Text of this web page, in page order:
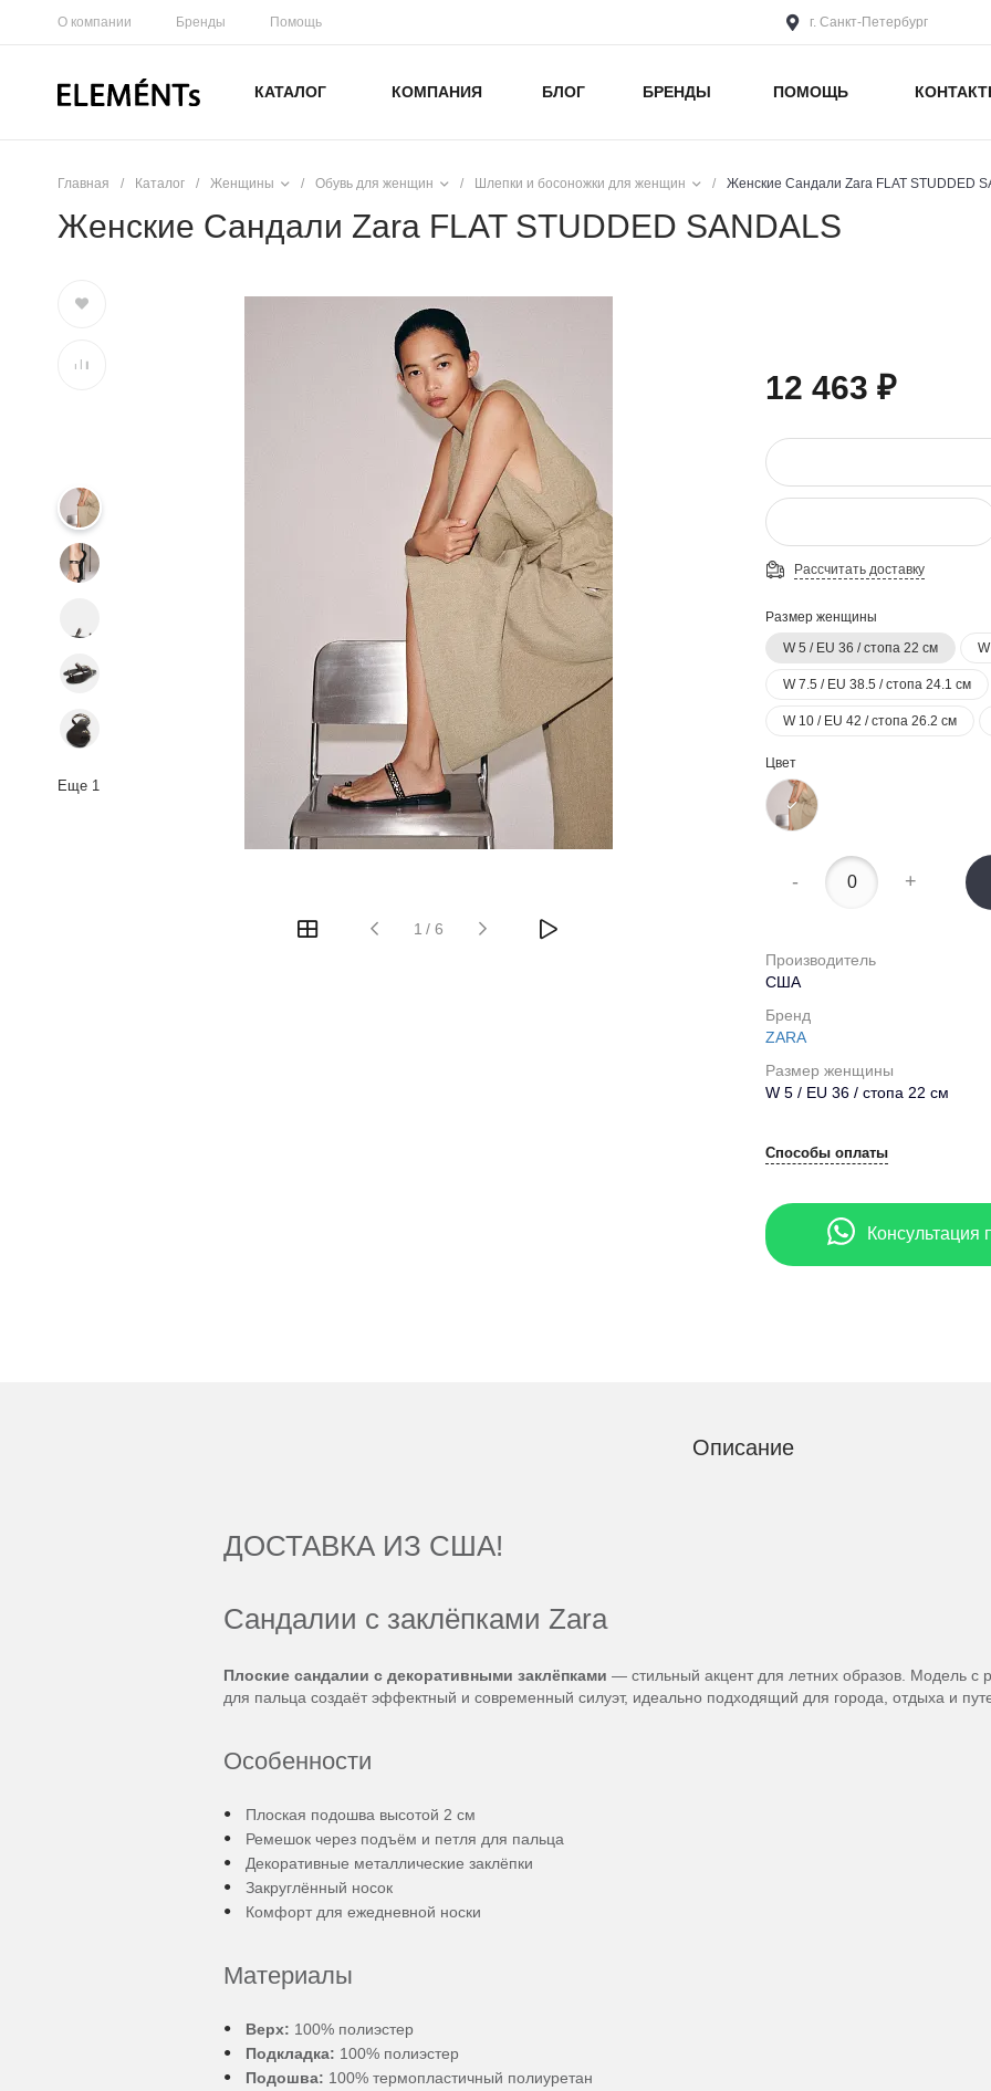
О компании Бренды Помощь г. Санкт-Петербург
КАТАЛОГ КОМПАНИЯ БЛОГ БРЕНДЫ ПОМОЩЬ
Главная / Каталог / Женщины / Обувь для женщин / Шлепки и босоножки для женщин / Женские Сандали Zara FLAT STUDDED
Женские Сандали Zara FLAT STUDDED SANDALS
Еще 1
1 / 6
12 463 ₽
Рассчитать доставку
Размер женщины
W 5 / EU 36 / стопа 22 см
W 7.5 / EU 38.5 / стопа 24.1 см
W 10 / EU 42 / стопа 26.2 см
Цвет
- +
Производитель
США
Бренд
ZARA
Размер женщины
W 5 / EU 36 / стопа 22 см
Способы оплаты
Консультация
Описание
ДОСТАВКА ИЗ США!
Сандалии с заклёпками Zara
Плоские сандалии с декоративными заклёпками — стильный акцент для летних образов. Модель
для пальца создаёт эффектный и современный силуэт, идеально подходящий для города, отдыха и
Особенности
Плоская подошва высотой 2 см
Ремешок через подъём и петля для пальца
Декоративные металлические заклёпки
Закруглённый носок
Комфорт для ежедневной носки
Материалы
Верх: 100% полиэстер
Подкладка: 100% полиэстер
Подошва: 100% термопластичный полиуретан